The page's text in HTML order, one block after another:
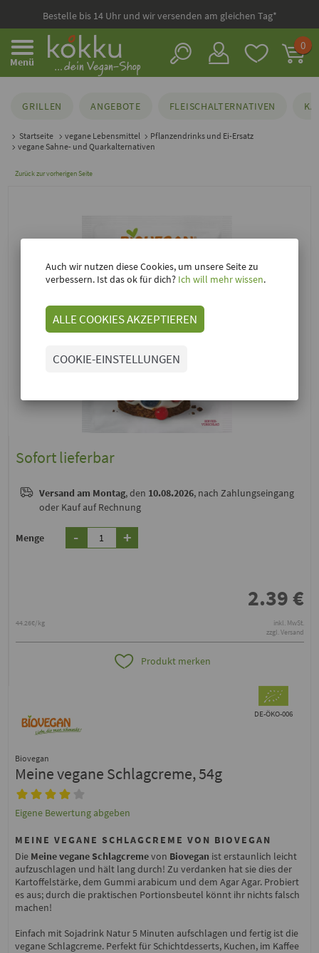
Bestelle bis 14 Uhr und wir versenden am gleichen Tag*
Menü
0
GRILLEN ANGEBOTE FLEISCHALTERNATIVEN
Startseite vegane Lebensmittel
Pflanzendrinks und Ei-Ersatz
vegane Sahne- und Quarkalternativen
Zurück zur vorherigen Seite
Sofort lieferbar
Versand am Montag, den 10.08.2026, nach Zahlungseingang
oder Kauf auf Rechnung
Menge - +
2.39€
44.26€/kg
inkl. MwSt.
zzgl. Versand
Produkt merken
DE-ÖKO-006
Biovegan
Meine vegane Schlagcreme, 54g
Eigene Bewertung abgeben
MEINE VEGANE SCHLAGCREME VON BIOVEGAN
Die Meine vegane Schlagcremevon Biovegan ist erstaunlich leicht
aufzuschlagen und hält lang durch! Zu verdanken hat sie dies der
Kartoffelstärke, dem Gummi arabicum und dem Agar Agar. Probiert
es aus; durch die praktischen Portionsbeutel könnt ihr nichts falsch
machen!
Einfach mit Sojadrink Natur 5 Minuten aufschlagen und fertig ist die
vegane Schlagcreme. Perfekt für Schichtdesserts, Kuchen, im Kaffee
Auch wir nutzen diese Cookies, um unsere Seite zu
verbessern. Ist das ok für dich? Ich will mehr wissen.
ALLE COOKIES AKZEPTIEREN
COOKIE-EINSTELLUNGEN